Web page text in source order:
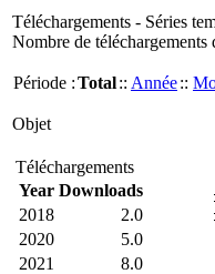
Téléchargements - Séries
Nombre de téléchargements
Période :Total:: Année::
Objet
Téléchargements
Year Downloads
2018
2.0
2020
5.0
2021
8.0